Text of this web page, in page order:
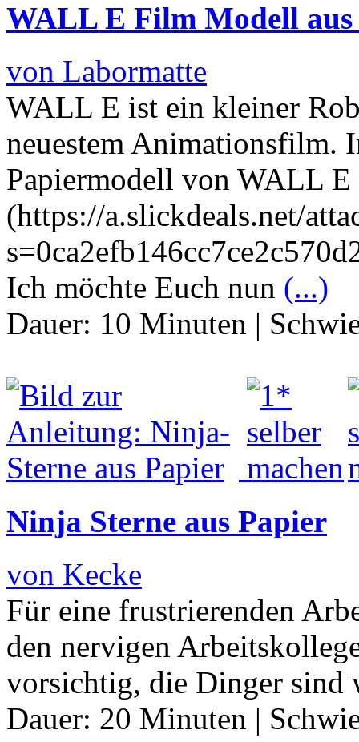
WALL E Film Modell aus
von Labormatte
WALL E ist ein kleiner
neuestem Animationsfilm.
Papiermodell von WALL E
(https://a.slickdeals.net/
Ich möchte Euch nun (...)
Dauer: 10 Minuten |
Ninja Sterne aus Papier
von Kecke
Für eine frustrierenden
den nervigen
vorsichtig, die Dinger
Dauer: 20 Minuten |